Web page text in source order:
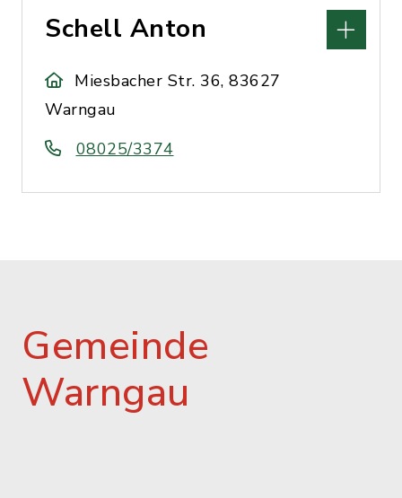
Schell Anton
Miesbacher Str. 36, 83627
Warngau
08025/3374
Gemeinde
Warngau